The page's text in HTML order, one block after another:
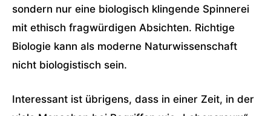
sondern nur eine biologisch klingende Spinnerei
mit ethisch fragwürdigen Absichten. Richtige
Biologie kann als moderne Naturwissenschaft
nicht biologistisch sein.
Interessant ist übrigens, dass in einer Zeit, in der